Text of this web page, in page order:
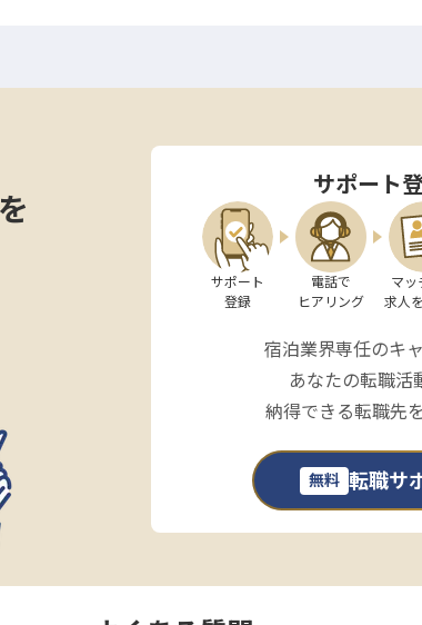
サポート
サポート
登録
電話で
ヒアリング
マッ
求人
宿泊業界専任のキ
あなたの転職活
納得できる転職先
無料 転職サ